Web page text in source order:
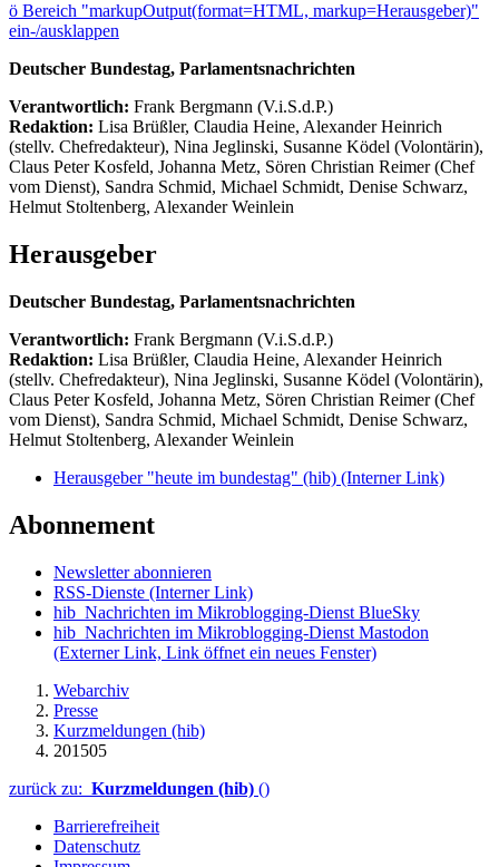
ö Bereich "markupOutput(format=HTML, markup=Herausgeber)"
ein-/ausklappen
Deutscher Bundestag, Parlamentsnachrichten
Verantwortlich: Frank Bergmann (V.i.S.d.P.)
Redaktion: Lisa Brüßler, Claudia Heine, Alexander Heinrich
(stellv. Chefredakteur), Nina Jeglinski, Susanne Ködel (Volontärin),
Claus Peter Kosfeld, Johanna Metz, Sören Christian Reimer (Chef
vom Dienst), Sandra Schmid, Michael Schmidt, Denise Schwarz,
Helmut Stoltenberg, Alexander Weinlein
Herausgeber
Deutscher Bundestag, Parlamentsnachrichten
Verantwortlich: Frank Bergmann (V.i.S.d.P.)
Redaktion: Lisa Brüßler, Claudia Heine, Alexander Heinrich
(stellv. Chefredakteur), Nina Jeglinski, Susanne Ködel (Volontärin),
Claus Peter Kosfeld, Johanna Metz, Sören Christian Reimer (Chef
vom Dienst), Sandra Schmid, Michael Schmidt, Denise Schwarz,
Helmut Stoltenberg, Alexander Weinlein
Herausgeber "heute im bundestag" (hib) (Interner Link)
Abonnement
Newsletter abonnieren
RSS-Dienste (Interner Link)
hib_Nachrichten im Mikroblogging-Dienst BlueSky
hib_Nachrichten im Mikroblogging-Dienst Mastodon
(Externer Link, Link öffnet ein neues Fenster)
Webarchiv
Presse
Kurzmeldungen (hib)
201505
zurück zu: Kurzmeldungen (hib) ()
Barrierefreiheit
Datenschutz